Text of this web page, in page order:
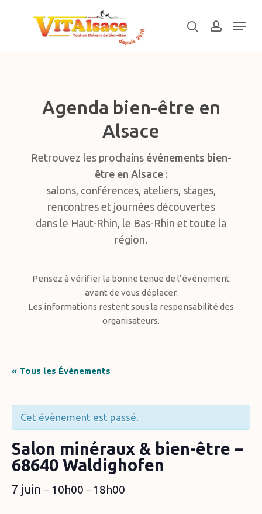
searchaccount
Menu
Agenda bien-être en
Alsace
Retrouvez les prochains événements bien-
être en Alsace:
salons, conférences, ateliers, stages,
rencontres et journées découvertes
dans le Haut-Rhin, le Bas-Rhin et toute la
région.
Pensez à vérifier la bonne tenue de l’événement
avant de vous déplacer.
Les informations restent sous la responsabilité des
organisateurs.
« Tous les Évènements
Cet évènement est passé.
Salon minéraux & bien-être –
68640 Waldighofen
7 juin – 10h00 – 18h00